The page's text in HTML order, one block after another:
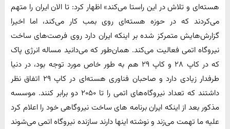
هسته‌ای و تلاش در این راستا می‌کند» اظهار کرد: تا الان ایران را متهم
می‌کردند که در حوزه هسته‌ای روی بمب کار می‌کند، اما اخیرا
گزارش‌هایش متمرکز شده بر اینکه ایران دارد روی فرصت‌های ساخت
نیروگاه اتمی فعالیت می‌کند. همان‌طور که می‌دانید مساله انرژی پاک
که در کاپ ۲۸ و کاپ ۲۹ هم به طور خاص مورد توجه بود، در دنیا
طرفدار زیادی دارد و صاحبان فناوری هسته‌ای در کاپ ۲۹ اتفاق نظر
داشتند که تعداد نیروگاه‌های اتمی را تا ۲۰۵۰ دو برابر کنند. موسسه
مذکور بعد از اینکه ایران برنامه های ساخت نیروگاهی خود را اعلام کرد
علیه ما تهمت می‌زند و نوشته اینها دارند سازنده نیروگاه اتمی می‌شوند